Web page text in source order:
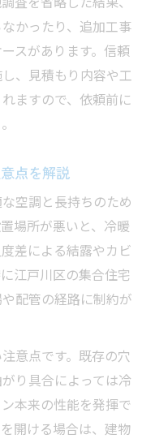
すいトラブル例
ポイント解説
ラブル防止策
証内容の重要性
ポイントとは
金の最新情報
件と注意点解説
る活用ポイント
ン工事の流れ
金を最大活用
い心得とは
比較ポイント解説
工事内容に注意
業の違いを確認
ル回避のコツ
かったり、追加工事
スがあります。信頼
、見積もり内容や工
ますので、依頼前に
点を解説
空調と長持ちのため
場所が悪いと、冷暖
差による結露やカビ
江戸川区の集合住宅
配管の経路に制約が
意点です。既存の穴
り具合によっては冷
本来の性能を発揮で
開ける場合は、建物